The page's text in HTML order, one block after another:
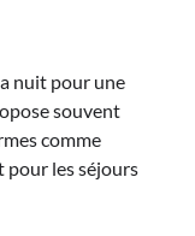
nuit pour une
souvent
comme
pour les séjours